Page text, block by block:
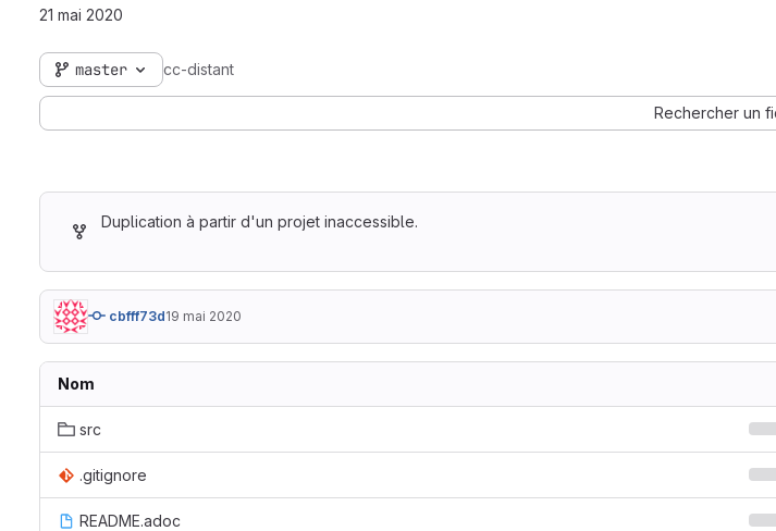
21 mai 2020
master cc-distant
Rechercher un
Duplication à partir d'un projet inaccessible.
cbfff73d19 mai 2020
Nom
src
.gitignore
README.adoc